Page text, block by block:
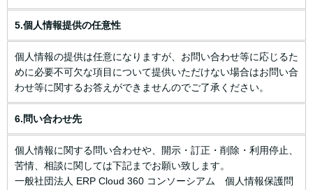
5.個人情報提供の任意性
個人情報の提供は任意になりますが、お問い合わせ等に応じるた
めに必要不可欠な項目について提供いただけない場合はお問い合
わせ等に関するお答えができませんのでご了承ください。
6.問い合わせ先
個人情報に関する問い合わせや、開示・訂正・削除・利用停止、
苦情、相談に関しては下記までお願い致します。
一般社団法人 ERP Cloud 360 コンソーシアム 個人情報保護問